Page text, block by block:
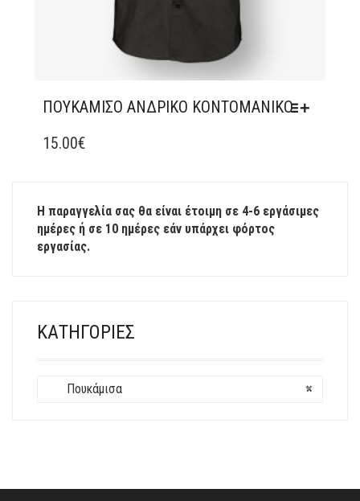
ΠΟΥΚΆΜΙΣΟ ΑΝΔΡΙΚΌ ΚΟΝΤΟΜΆΝΙΚΟ
ΤΟ
ΠΑΡΑΛΛΑΓΈΣ.
ΟΙ
ΕΠΙΛΟΓΈΣ
ΣΕΛΊΔΑ
15.00€
Η παραγγελία σας θα είναι έτοιμη σε 4-6 εργάσιμες
ημέρες ή σε 10 ημέρες εάν υπάρχει φόρτος
εργασίας.
ΚΑΤΗΓΟΡΊΕΣ
×
Πουκάμισα